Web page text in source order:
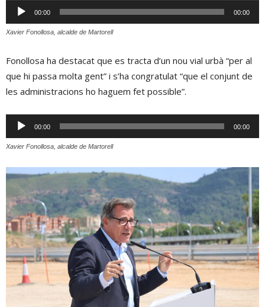
Reproductor
d'àudio
00:00 00:00
Xavier Fonollosa, alcalde de Martorell
Fonollosa ha destacat que es tracta d’un nou vial urbà “per al
que hi passa molta gent” i s’ha congratulat “que el conjunt de
les administracions ho haguem fet possible”.
Reproductor
d'àudio
00:00 00:00
Xavier Fonollosa, alcalde de Martorell